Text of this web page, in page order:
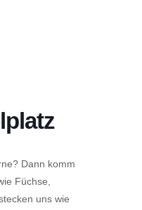
Dann komm
Füchse,
uns wie